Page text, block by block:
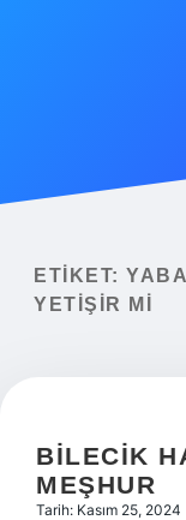
Yasal Uyarı
ETIKET:
YETIŞIR MI
BILECIK
MEŞHUR
Tarih: Kasım 25, 2024